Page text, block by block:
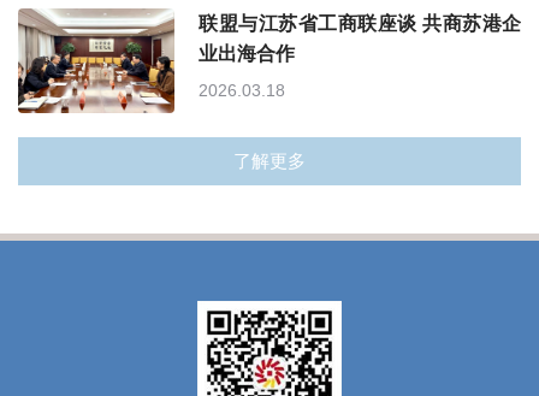
联盟与江苏省工商联座谈 共商苏港企
业出海合作
2026.03.18
了解更多